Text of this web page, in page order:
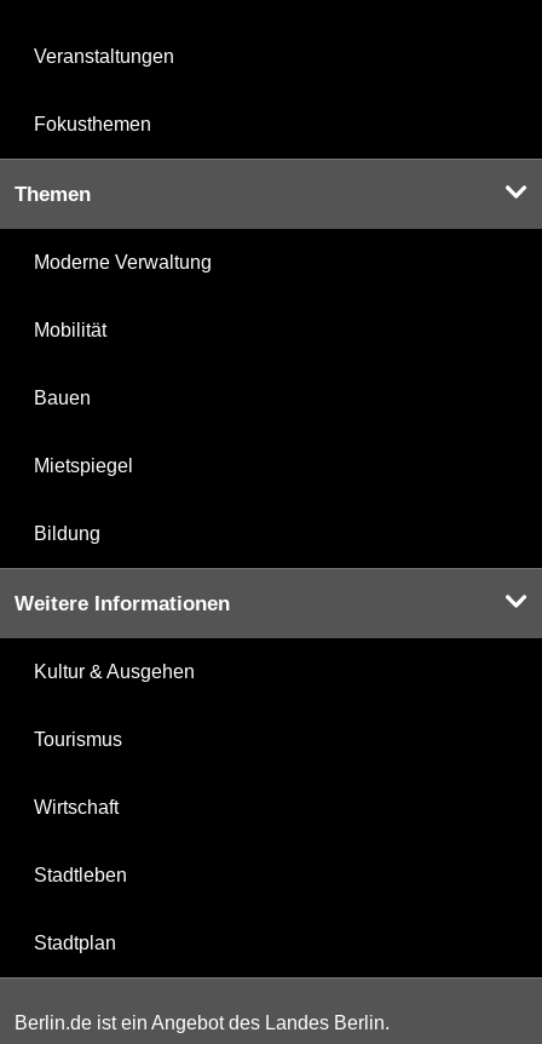
Veranstaltungen
Fokusthemen
Themen
Moderne Verwaltung
Mobilität
Bauen
Mietspiegel
Bildung
Weitere Informationen
Kultur & Ausgehen
Tourismus
Wirtschaft
Stadtleben
Stadtplan
Berlin.de ist ein Angebot des Landes Berlin.